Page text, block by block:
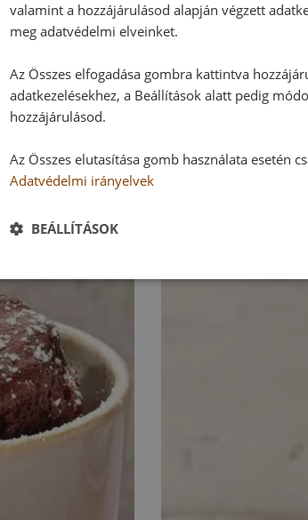
valamint a hozzájárulásod alapján végzett
meg adatvédelmi elveinket.
Az Összes elfogadása gombra kattintva
adatkezelésekhez, a Beállítások alatt pedig
hozzájárulásod.
Az Összes elutasítása gomb használata esetén
Adatvédelmi irányelvek
BEÁLLÍTÁSOK